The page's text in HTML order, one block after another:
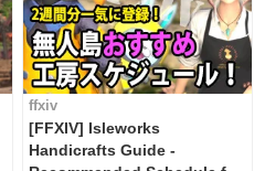
ffxiv
[FFXIV] Isleworks
Handicrafts Guide -